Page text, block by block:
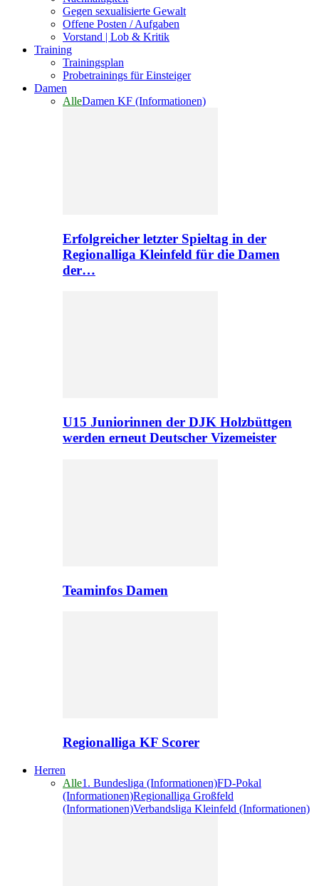
Gegen sexualisierte Gewalt
Offene Posten / Aufgaben
Vorstand | Lob & Kritik
Training
Trainingsplan
Probetrainings für Einsteiger
Damen
AlleDamen KF (Informationen)
Erfolgreicher letzter Spieltag in der
Regionalliga Kleinfeld für die Damen
der…
U15 Juniorinnen der DJK Holzbüttgen
werden erneut Deutscher Vizemeister
Teaminfos Damen
Regionalliga KF Scorer
Herren
Alle1. Bundesliga (Informationen)FD-Pokal
(Informationen)Regionalliga Großfeld
(Informationen)Verbandsliga Kleinfeld (Informationen)